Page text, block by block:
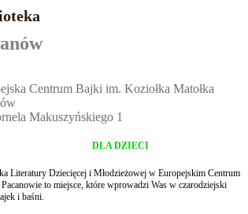
Centrum Bajki im. Koziołka Matołka
Makuszyńskiego 1
DLA DZIECI
Literatury Dziecięcej i Młodzieżowej w Europejskim Centrum
to miejsce, które wprowadzi Was w czarodziejski
i baśni.